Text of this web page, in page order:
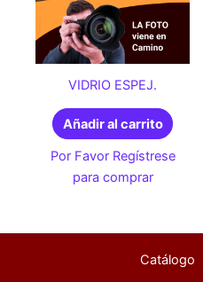
VIDRIO ESPEJ.
Añadir al carrito
Por Favor Regístrese
para comprar
Catálogo